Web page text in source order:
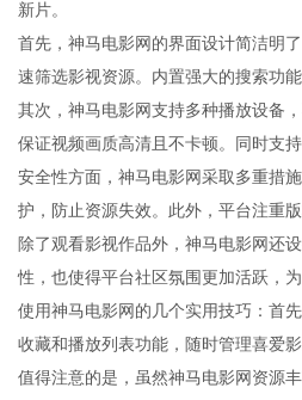
新片。
首先，神马电影网的界面设计简洁明
速筛选影视资源。内置强大的搜索功
其次，神马电影网支持多种播放设备
保证视频画质高清且不卡顿。同时支
安全性方面，神马电影网采取多重措
护，防止资源失效。此外，平台注重
除了观看影视作品外，神马电影网还
性，也使得平台社区氛围更加活跃，
使用神马电影网的几个实用技巧：首
收藏和播放列表功能，随时管理喜爱
值得注意的是，虽然神马电影网资源